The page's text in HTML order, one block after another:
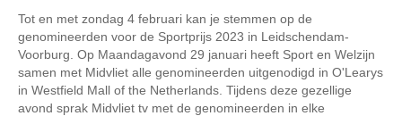
Tot en met zondag 4 februari kan je stemmen op de
genomineerden voor de Sportprijs 2023 in Leidschendam-
Voorburg. Op Maandagavond 29 januari heeft Sport en Welzijn
samen met Midvliet alle genomineerden uitgenodigd in O'Learys
in Westfield Mall of the Netherlands. Tijdens deze gezellige
avond sprak Midvliet tv met de genomineerden in elke